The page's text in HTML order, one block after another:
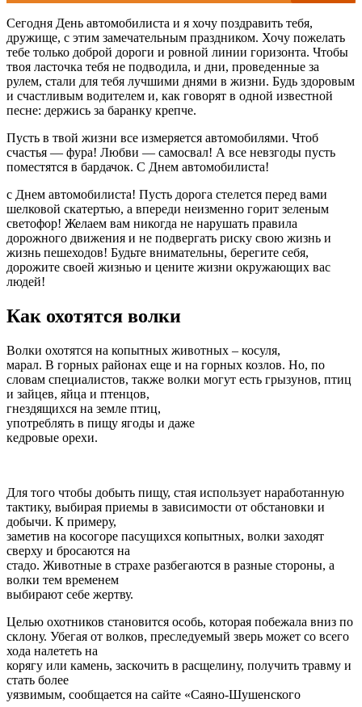
Сегодня День автомобилиста и я хочу поздравить тебя,
дружище, с этим замечательным праздником. Хочу пожелать
тебе только доброй дороги и ровной линии горизонта. Чтобы
твоя ласточка тебя не подводила, и дни, проведенные за
рулем, стали для тебя лучшими днями в жизни. Будь здоровым
и счастливым водителем и, как говорят в одной известной
песне: держись за баранку крепче.
Пусть в твой жизни все измеряется автомобилями. Чтоб
счастья — фура! Любви — самосвал! А все невзгоды пусть
поместятся в бардачок. С Днем автомобилиста!
с Днем автомобилиста! Пусть дорога стелется перед вами
шелковой скатертью, а впереди неизменно горит зеленым
светофор! Желаем вам никогда не нарушать правила
дорожного движения и не подвергать риску свою жизнь и
жизнь пешеходов! Будьте внимательны, берегите себя,
дорожите своей жизнью и цените жизни окружающих вас
людей!
Как охотятся волки
Волки охотятся на копытных животных – косуля,
марал. В горных районах еще и на горных козлов. Но, по
словам специалистов, также волки могут есть грызунов, птиц
и зайцев, яйца и птенцов,
гнездящихся на земле птиц,
употреблять в пищу ягоды и даже
кедровые орехи.
Для того чтобы добыть пищу, стая использует наработанную
тактику, выбирая приемы в зависимости от обстановки и
добычи. К примеру,
заметив на косогоре пасущихся копытных, волки заходят
сверху и бросаются на
стадо. Животные в страхе разбегаются в разные стороны, а
волки тем временем
выбирают себе жертву.
Целью охотников становится особь, которая побежала вниз по
склону. Убегая от волков, преследуемый зверь может со всего
хода налететь на
корягу или камень, заскочить в расщелину, получить травму и
стать более
уязвимым, сообщается на сайте «Саяно-Шушенского